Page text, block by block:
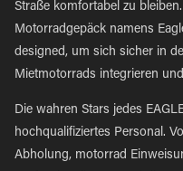
Straße komfortabel zu
Motorradgepäck namens
designed, um sich sicher in
Mietmotorrads integrieren
Die wahren Stars jedes
hochqualifiziertes Personal.
Abholung, motorrad